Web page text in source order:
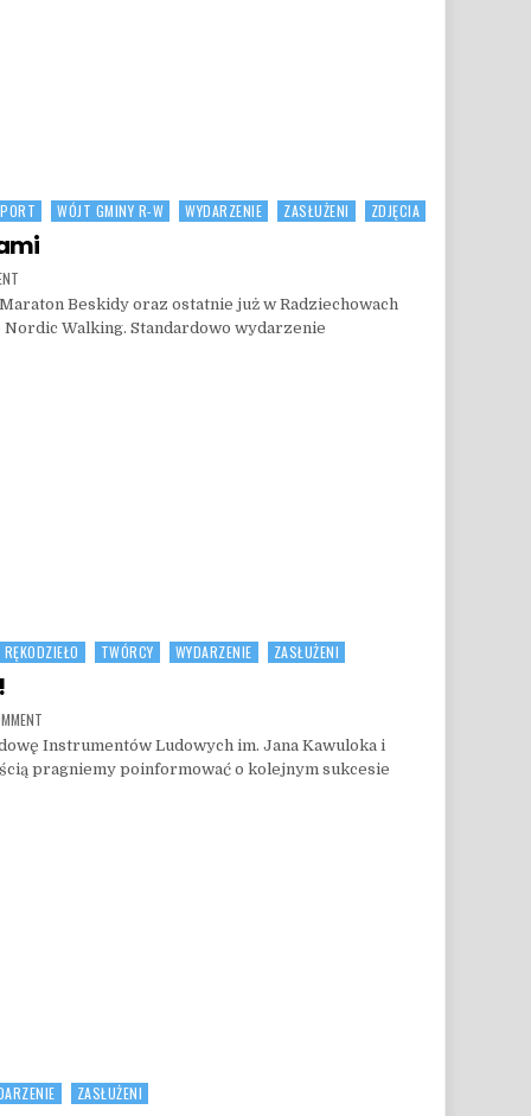
WÓJT GMINY R-W WYDARZENIE ZASŁUŻENI ZDJĘCIA
Beskidy oraz ostatnie już w Radziechowach
Walking. Standardowo wydarzenie
RĘKODZIEŁO TWÓRCY WYDARZENIE ZASŁUŻENI
Instrumentów Ludowych im. Jana Kawuloka i
pragniemy poinformować o kolejnym sukcesie
ZASŁUŻENI